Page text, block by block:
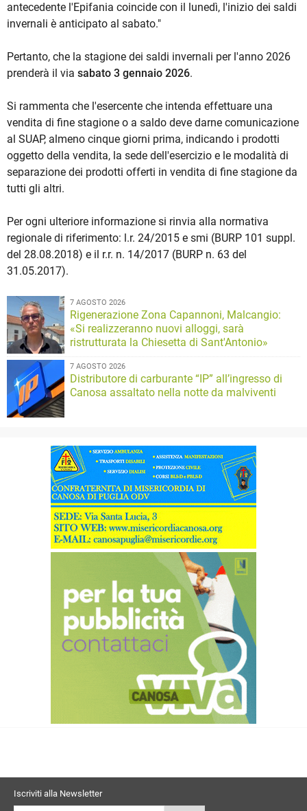
antecedente l'Epifania coincide con il lunedì, l'inizio dei saldi
invernali è anticipato al sabato."
Pertanto, che la stagione dei saldi invernali per l'anno 2026
prenderà il via sabato 3 gennaio 2026.
Si rammenta che l'esercente che intenda effettuare una
vendita di fine stagione o a saldo deve darne comunicazione
al SUAP, almeno cinque giorni prima, indicando i prodotti
oggetto della vendita, la sede dell'esercizio e le modalità di
separazione dei prodotti offerti in vendita di fine stagione da
tutti gli altri.
Per ogni ulteriore informazione si rinvia alla normativa
regionale di riferimento: l.r. 24/2015 e smi (BURP 101 suppl.
del 28.08.2018) e il r.r. n. 14/2017 (BURP n. 63 del
31.05.2017).
7 AGOSTO 2026
Rigenerazione Zona Capannoni, Malcangio:
«Si realizzeranno nuovi alloggi, sarà
ristrutturata la Chiesetta di Sant'Antonio»
7 AGOSTO 2026
Distributore di carburante “IP” all’ingresso di
Canosa assaltato nella notte da malviventi
Iscriviti alla Newsletter